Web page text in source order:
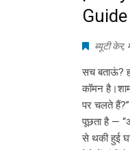
ब्यूटी केर,
सच बताऊं?
कॉमन
पर चलते
पूछता है —
से थकी हुई